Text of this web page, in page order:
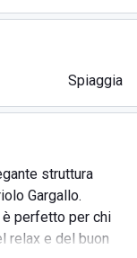
Spiaggia
struttura
Gargallo.
perfetto per chi
relax e del buon